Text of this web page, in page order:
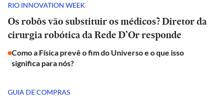
RIO INNOVATION WEEK
Os robôs vão substituir os médicos? Diretor da
cirurgia robótica da Rede D’Or responde
Como a Física prevê o fim do Universo e o que isso
significa para nós?
GUIA DE COMPRAS